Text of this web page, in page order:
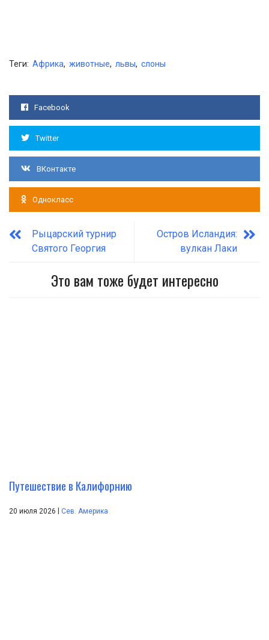
Теги: Африка, животные, львы, слоны
Facebook
Twitter
ВКонтакте
Однокласс
Рыцарский турнир
Святого Георгия
Остров Исландия:
вулкан Лаки
Это вам тоже будет интересно
Путешествие в Калифорнию
20 июля 2026 | Сев. Америка